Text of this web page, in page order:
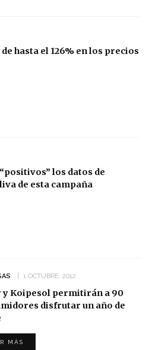
hasta el 126% en los precios
los datos de
de esta campaña
1 OCTUBRE, 2012
y Koipesol permitirán a 90
disfrutar un año de
MÁS